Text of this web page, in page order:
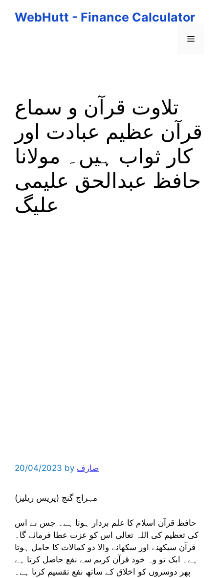
WebHutt - Finance Calculator
Menu
تلاوت قرآن و سماع
قرآن عظیم عبادت اور
کار ثواب ہیں۔ مولانا
حافظ عبدالحق علیمی
علیگ
20/04/2023 by صارف
مہراج گنج (پریس ریلیز)
حافظ قرآن اسلام کا علم بردار ہوتا ہے۔ جس نے اس
کی تعظیم کی اللہ تعالی اس کو عزت عطا فرمائے گا۔
قرآن سیکھنے اور سکھانے والا دو کمالات کا حامل ہوتا
ہے۔ ایک تو وہ خود قرآن کریم سے نفع حاصل کرتا ہے
پھر دوسروں کو اخلاق کے ساتھ نفع تقسیم کرتا ہے۔